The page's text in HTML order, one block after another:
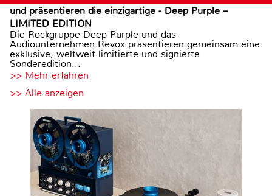
und präsentieren die einzigartige - Deep Purple –
LIMITED EDITION
Die Rockgruppe Deep Purple und das
Audiounternehmen Revox präsentieren gemeinsam eine
exklusive, weltweit limitierte und signierte
Sonderedition...
>> Mehr erfahren
>> Alle anzeigen